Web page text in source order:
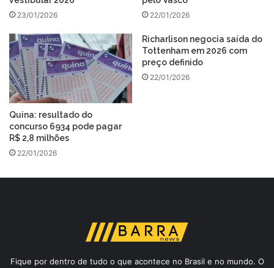
23/01/2026 22/01/2026
Quina: resultado do
concurso 6934 pode pagar
R$ 2,8 milhões
22/01/2026
Richarlison negocia saída do
Tottenham em 2026 com
preço definido
22/01/2026
Fique por dentro de tudo o que acontece no Brasil e no mundo. O